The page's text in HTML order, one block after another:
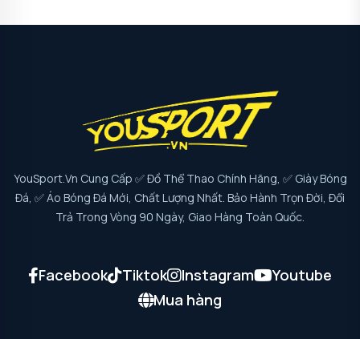
YouSport.vn Cung Cấp ✅ Đồ Thể Thao Chính Hãng, ✅ Giày Bóng
Đá, ✅ Áo Bóng Đá Mới, Chất Lượng Nhất. Bảo Hành Trọn Đời, Đổi
Trả Trong Vòng 90 Ngày, Giao Hàng Toàn Quốc.
Facebook Tiktok Instagram
Youtube
Mua hàng